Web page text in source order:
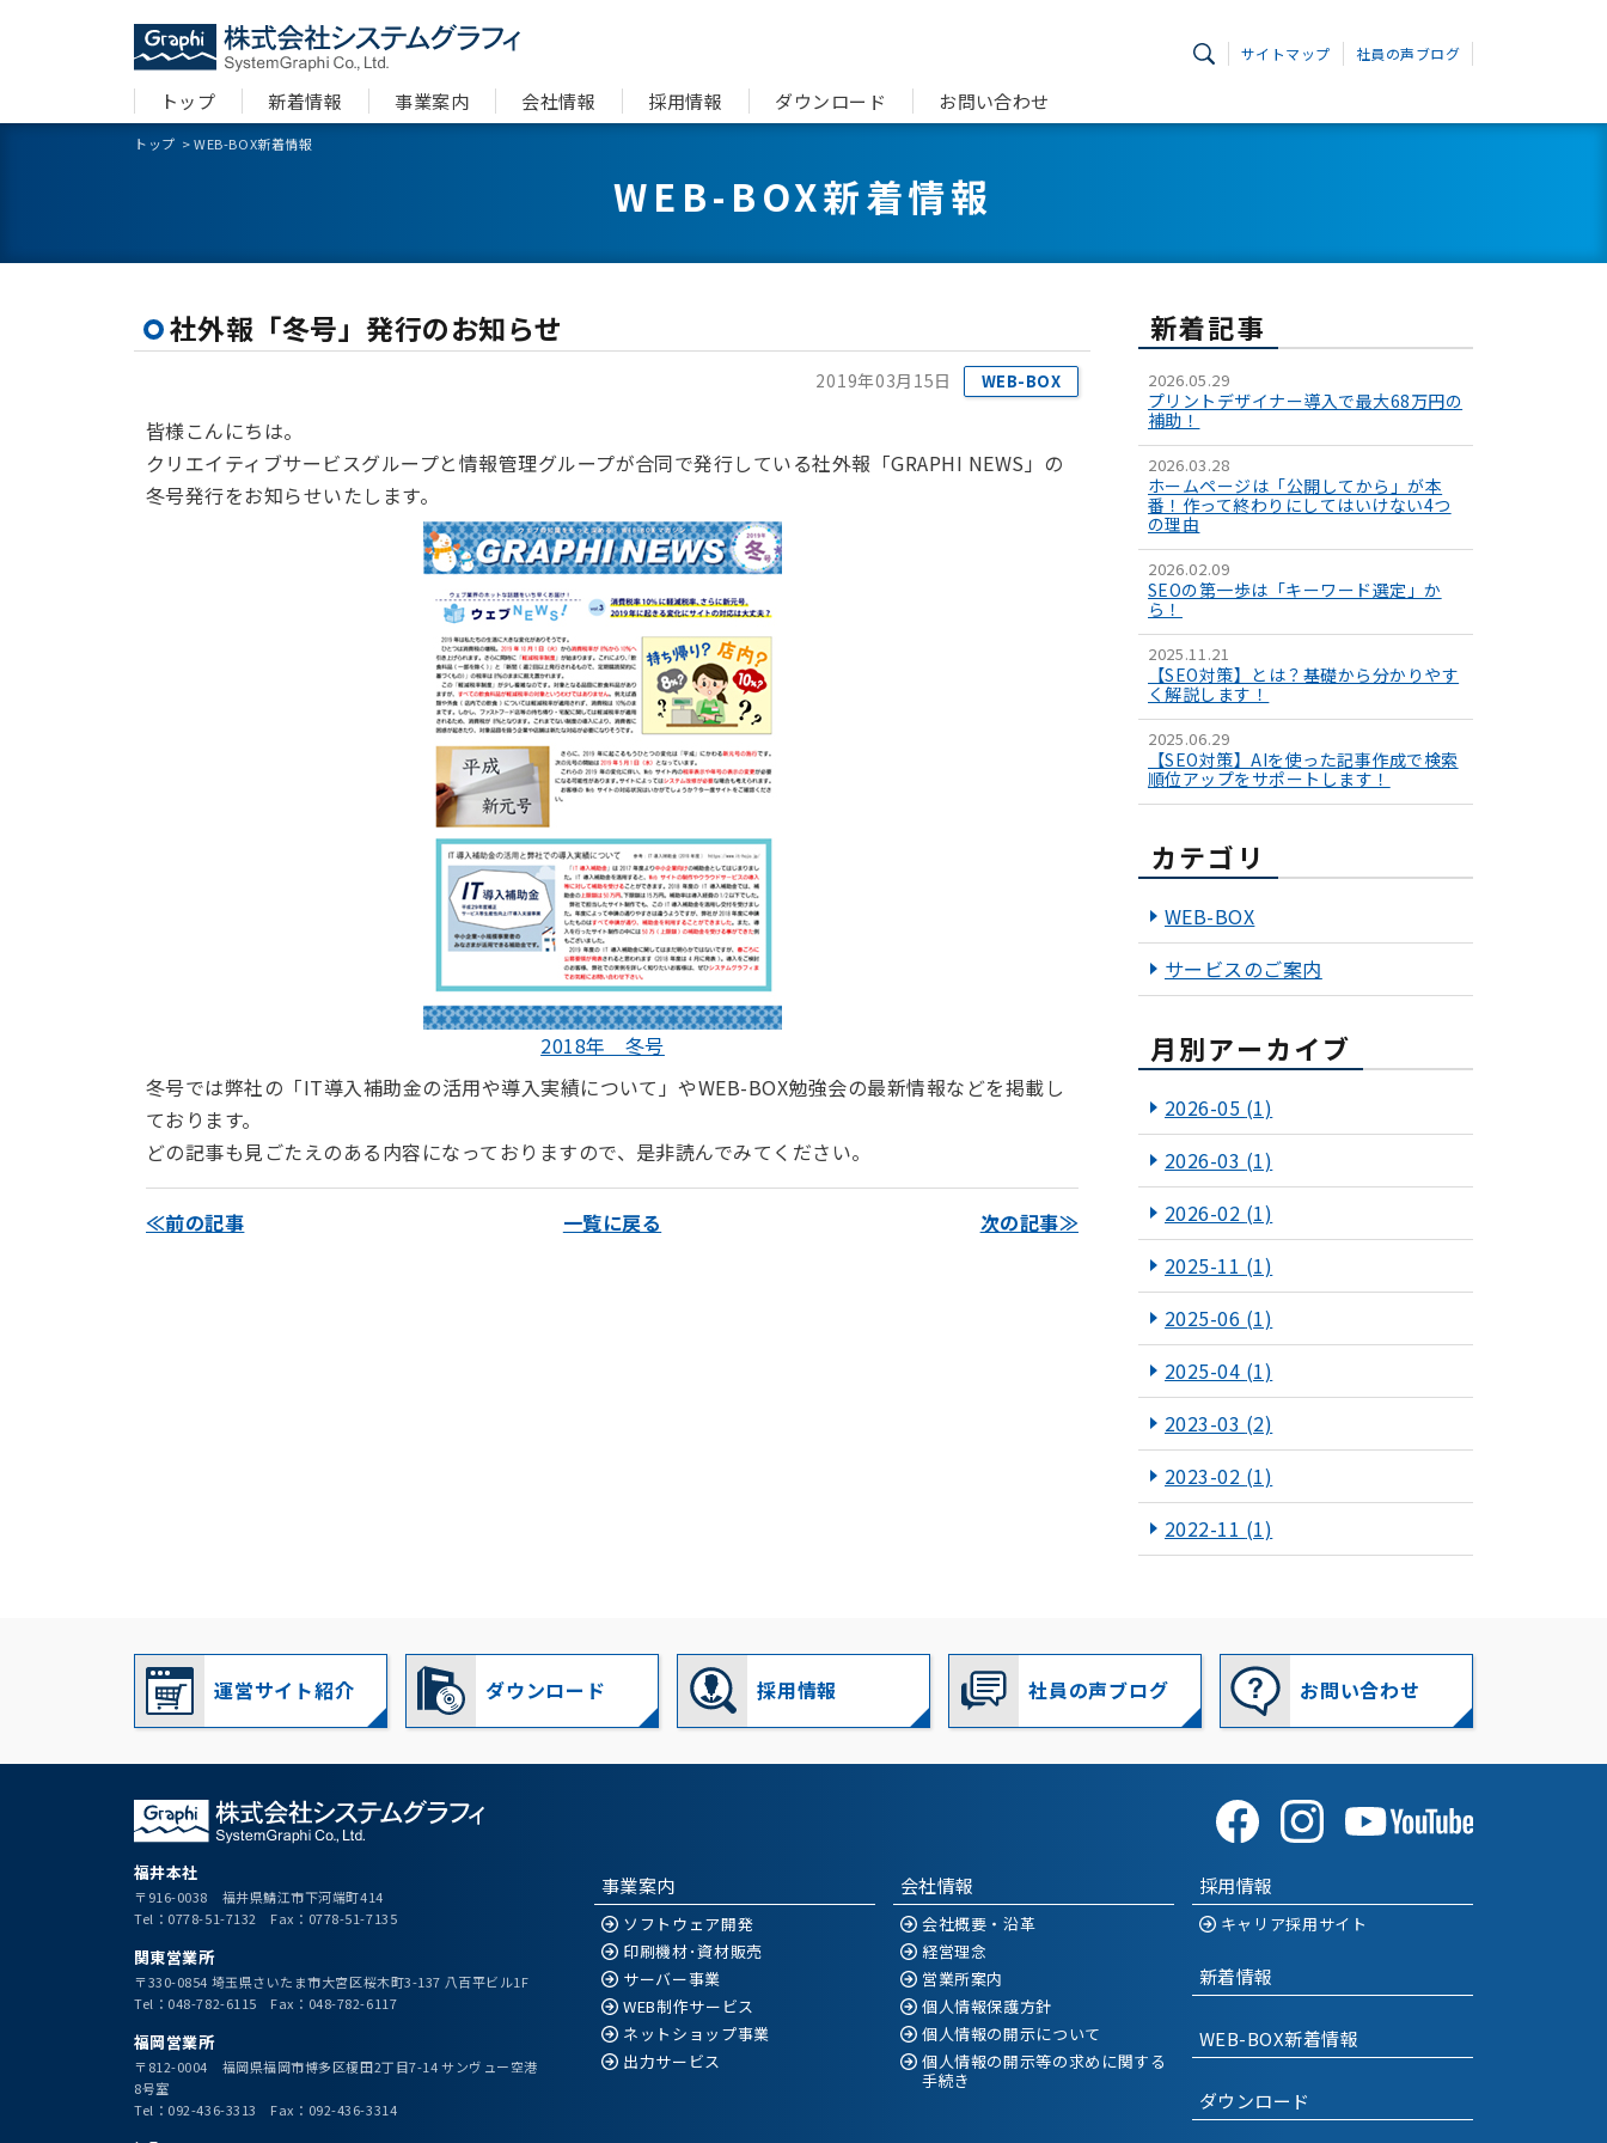
サイトマップ 社員の声ブログ
トップ 新着情報 事業案内 会社情報 採用情報 ダウンロード お問い合わせ
トップ >WEB-BOX新着情報
WEB-BOX新着情報
社外報「冬号」発行のお知らせ
2019年03月15日 WEB-BOX
皆様こんにちは。
クリエイティブサービスグループと情報管理グループが合同で発行している社外報「GRAPHI NEWS」の
冬号発行をお知らせいたします。
2018年 冬号
冬号では弊社の「IT導入補助金の活用や導入実績について」やWEB-BOX勉強会の最新情報などを掲載し
ております。
どの記事も見ごたえのある内容になっておりますので、是非読んでみてください。
≪前の記事 一覧に戻る 次の記事≫
新着記事
2026.05.29
プリントデザイナー導入で最大68万円の
補助！
2026.03.28
ホームページは「公開してから」が本
番！作って終わりにしてはいけない4つ
の理由
2026.02.09
SEOの第一歩は「キーワード選定」か
ら！
2025.11.21
【SEO対策】とは？基礎から分かりやす
く解説します！
2025.06.29
【SEO対策】AIを使った記事作成で検索
順位アップをサポートします！
カテゴリ
WEB-BOX
サービスのご案内
月別アーカイブ
2026-05 (1)
2026-03 (1)
2026-02 (1)
2025-11 (1)
2025-06 (1)
2025-04 (1)
2023-03 (2)
2023-02 (1)
2022-11 (1)
2022-08 (1)
2022-07(2)
2022-03(2)
2022-02(1)
2021-12(2)
2021-11(2)
2021-10(1)
運営サイト紹介 ダウンロード 採用情報 社員の声ブログ お問い合わせ
福井本社
〒916-0038 福井県鯖江市下河端町414
Tel：0778-51-7132 Fax：0778-51-7135
関東営業所
〒330-0854 埼玉県さいたま市大宮区桜木町3-137 八百平ビル1F
Tel：048-782-6115 Fax：048-782-6117
福岡営業所
〒812-0004 福岡県福岡市博多区榎田2丁目7-14 サンヴュー空港
8号室
Tel：092-436-3313 Fax：092-436-3314
事業案内
ソフトウェア開発
印刷機材･資材販売
サーバー事業
WEB制作サービス
ネットショップ事業
出力サービス
会社情報
会社概要・沿革
経営理念
営業所案内
個人情報保護方針
個人情報の開示について
個人情報の開示等の求めに関する
手続き
採用情報
キャリア採用サイト
新着情報
WEB-BOX新着情報
ダウンロード